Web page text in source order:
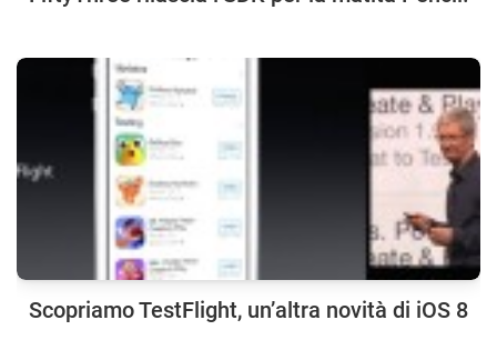
Scopriamo TestFlight, un’altra novità di iOS 8